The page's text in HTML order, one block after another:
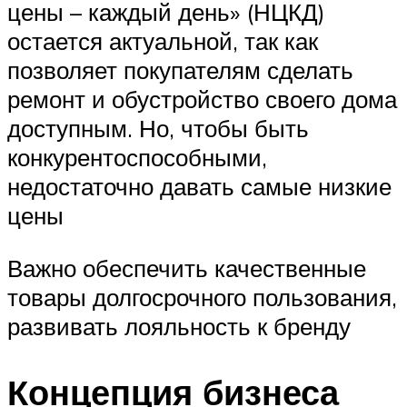
цены – каждый день» (НЦКД)
остается актуальной, так как
позволяет покупателям сделать
ремонт и обустройство своего дома
доступным. Но, чтобы быть
конкурентоспособными,
недостаточно давать самые низкие
цены
Важно обеспечить качественные
товары долгосрочного пользования,
развивать лояльность к бренду
Концепция бизнеса